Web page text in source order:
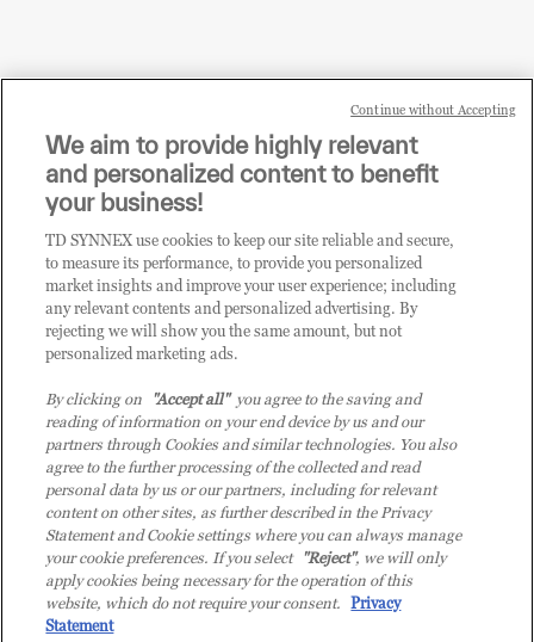
Sei un rivenditore di tecnologia e desideri acquistare
i prodotti o le soluzioni trattate sul blog?
CLICCA QUI E DIVENTA
CLIENTE TD SYNNEX
© 2026 TD SYNNEX Italy S.r.l. - Sede legale: via Luigi Russolo 9, 20138 Milano
(MI) - Numero di iscrizione al Registro delle Imprese di Milano e Codice Fiscale:
07092780159 - P.IVA: 07092780159 - Eur 12.569.000,00 i.v - TD SYNNEX e TD
We aim to provide highly relevant
and personalized content to benefit
your business!
TD SYNNEX use cookies to keep our site reliable and secure,
to measure its performance, to provide you personalized
market insights and improve your user experience; including
any relevant contents and personalized advertising. By
rejecting we will show you the same amount, but not
personalized marketing ads.
By clicking on "Accept all"you agree to the saving and
reading of information on your end device by us and our
partners through Cookies and similar technologies. You also
agree to the further processing of the collected and read
personal data by us or our partners, including for relevant
content on other sites, as further described in the Privacy
Statement and Cookie settings where you can always manage
your cookie preferences. If you select "Reject", we will only
apply cookies being necessary for the operation of this
website, which do not require your consent. Privacy
Statement
Continue without Accepting